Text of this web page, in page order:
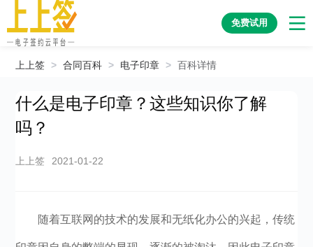
免费试用
上上签 > 合同百科 > 电子印章 > 百科详情
什么是电子印章？这些知识你了解
吗？
上上签 2021-01-22
随着互联网的技术的发展和无纸化办公的兴起，传统